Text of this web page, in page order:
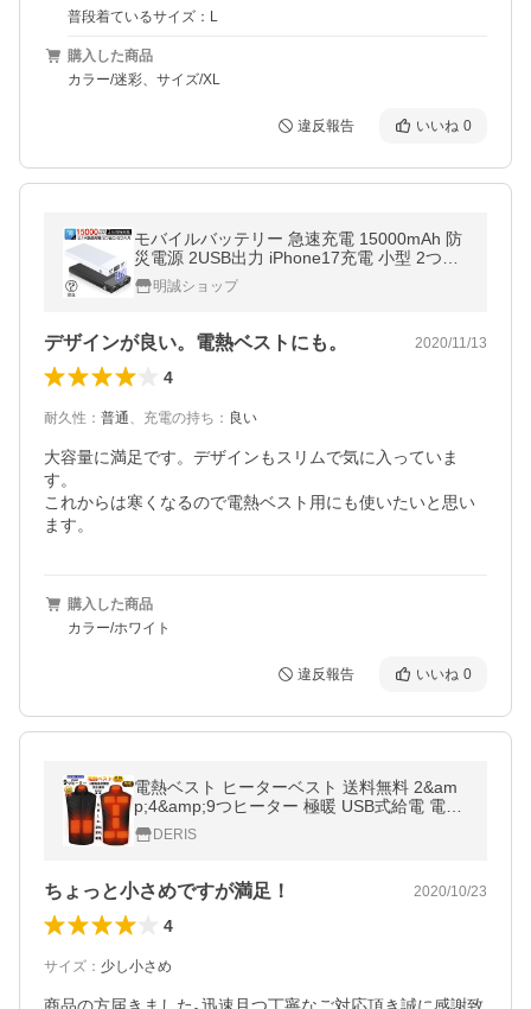
普段着ているサイズ：L
購入した商品
カラー/迷彩、サイズ/XL
違反報告 いいね 0
モバイルバッテリー 急速充電 15000mAh 防
災電源 2USB出力 iPhone17充電 小型 2つ入
力 iPhone充電 2.1A急速充電 PSE認証済【P
L保険加入済み製品・安心】
明誠ショップ
デザインが良い。電熱ベストにも。 2020/11/13
4
耐久性 ： 普通、 充電の持ち ： 良い
大容量に満足です。デザインもスリムで気に入っていま
す。
これからは寒くなるので電熱ベスト用にも使いたいと思い
ます。
購入した商品
カラー/ホワイト
違反報告 いいね 0
電熱ベスト ヒーターベスト 送料無料 2&am
p;4&amp;9つヒーター 極暖 USB式給電 電熱
ウェア 3段温度調整 防寒 薄くて軽い 秋冬用
通勤 冷え性に対応
DERIS
ちょっと小さめですが満足！ 2020/10/23
4
サイズ ： 少し小さめ